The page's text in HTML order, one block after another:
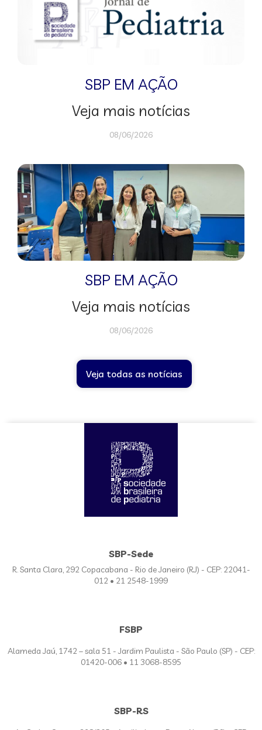
SBP EM AÇÃO
Veja mais notícias
08/06/2026
SBP EM AÇÃO
Veja mais notícias
08/06/2026
Veja todas as notícias
SBP-Sede
R. Santa Clara, 292 Copacabana - Rio de Janeiro (RJ) - CEP: 22041-
012 • 21 2548-1999
FSBP
Alameda Jaú, 1742 – sala 51 - Jardim Paulista - São Paulo (SP) - CEP:
01420-006 • 11 3068-8595
SBP-RS